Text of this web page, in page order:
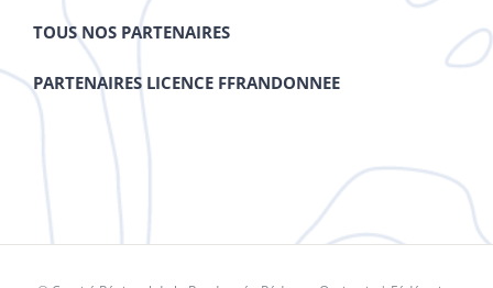
TOUS NOS PARTENAIRES
PARTENAIRES LICENCE FFRANDONNEE